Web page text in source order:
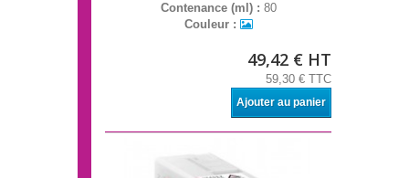
Contenance (ml) : 80
Couleur :
49,42 € HT
59,30 € TTC
Ajouter au panier